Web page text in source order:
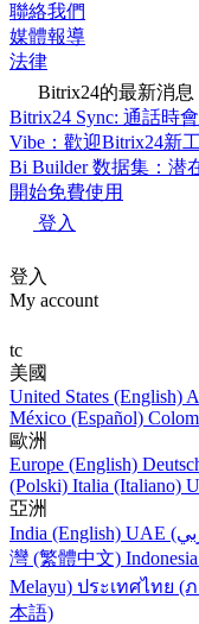
聯絡我們
媒體報導
法律
Bitrix24的最新消息
Bitrix24 Sync: 通話時
Vibe：歡迎Bitrix24新
Bi Builder 数据集：潜
開始免費使用
登入
登入
My account
tc
美國
United States (English)
México (Español)
歐洲
Europe (English)
(Polski) Italia (Italiano)
亞洲
India (English)
灣 (繁體中文)
Melayu) ประเทศไทย (
本語)